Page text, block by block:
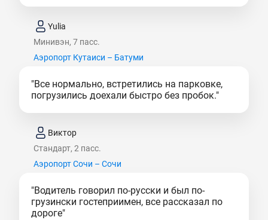
Yulia
Минивэн, 7 пасс.
Аэропорт Кутаиси – Батуми
"Все нормально, встретились на парковке,
погрузились доехали быстро без пробок."
Виктор
Стандарт, 2 пасс.
Аэропорт Сочи – Сочи
"Водитель говорил по-русски и был по-
грузински гостеприимен, все рассказал по
дороге"